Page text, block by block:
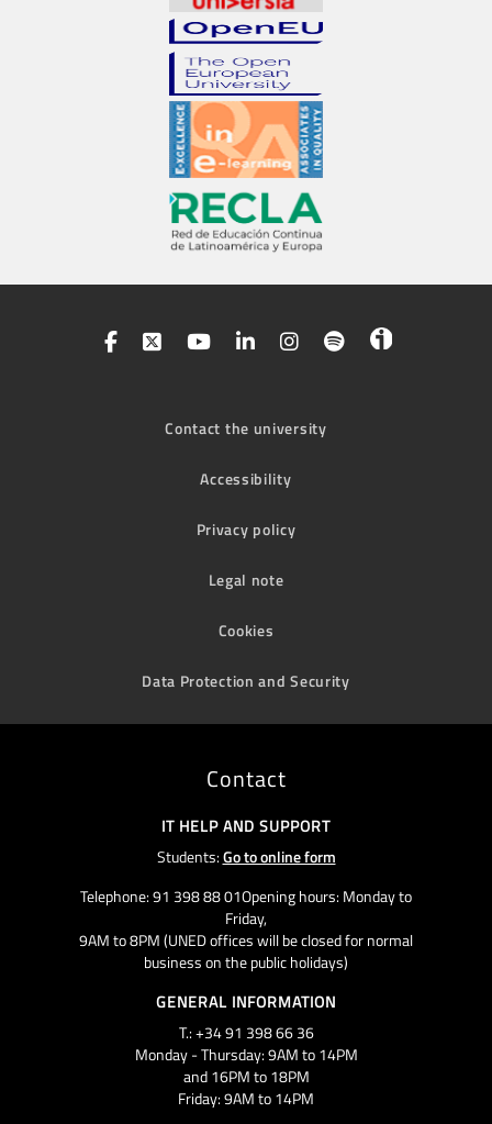
Contact the university
Accessibility
Privacy policy
Legal note
Cookies
Data Protection and Security
Contact
IT HELP AND SUPPORT
Students:Go to online form
Telephone: 91 398 88 01Opening hours: Monday to
Friday,
9AM to 8PM (UNED offices will be closed for normal
business on the public holidays)
GENERAL INFORMATION
T.: +34 91 398 66 36
Monday - Thursday: 9AM to 14PM
and 16PM to 18PM
Friday: 9AM to 14PM